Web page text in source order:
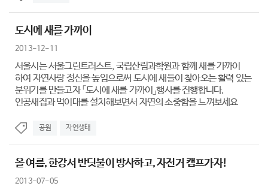
도시에 새를 가까이
2013-12-11
서울시는 서울그린트러스트, 국립산림과학원과 함께 새를 가까이
하여 자연사랑 정신을 높임으로써 도시에 새들이 찾아오는 활력 있는
분위기를 만들고자 「도시에 새를 가까이」행사를 진행합니다.
인공새집과 먹이대를 설치해보면서 자연의 소중함을 느껴보세요
공원 자연생태
올 여름, 한강서 반딧불이 방사하고, 자전거 캠프가자!
2013-07-05